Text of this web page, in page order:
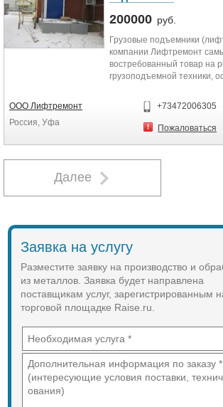
сэндвич панелей.
Здания сельхоз назначения,
теплицы.
Металлоконструкции
складов, зданий.
200000 руб.
Грузовые подъемники
компании Лифтремонт
востребованный товар на
грузоподъемной техники,
функционирования вашего
производственной
ресторана, банка или
любые сложности с
клиента. Подъемник может
приборами безопасности,
применяются на лифтах.
Подъемники поставляются
комплекте для установки в
существующие лифтовые
так же возможна поставка
несущей,
шахтой. Подъемники могут
устанавливаться как внутри
здания, так и снаружи.
температурный диапазон
ООО Лифтремонт
Россия, Уфа
+73472006305
Пожаловаться
Далее
Заявка на услугу
Разместите заявку на производство и
из металлов. Заявка будет направлена
поставщикам услуг, зарегистрированным
торговой площадке Raise.ru.